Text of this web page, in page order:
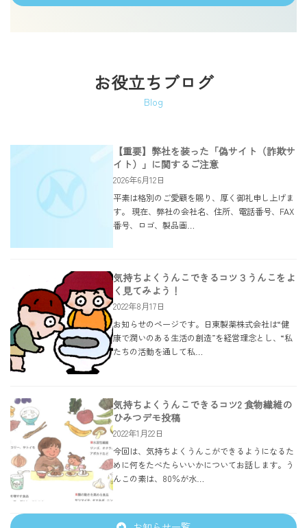
お役立ちブログ
Blog
【重要】弊社を装った「偽サイト（詐欺サ
イト）」に関するご注意
2026年6月12日
平素は格別のご愛顧を賜り、厚く御礼申し上げま
す。 現在、弊社の会社名、住所、電話番号、FAX
番号、ロゴ、製品画…
気持ちよくうんこできるコツ３うんこをよ
く見てみよう！
2022年8月17日
お知らせのページです。日東製薬株式会社は“健
康で潤いのある生活の創造”を経営理念とし、“私
たちの活動を通して私…
気持ちよくうんこできるコツ2 食物繊維の
ひみつデモ投稿
2022年1月22日
今回は、気持ちよくうんこができるようになるた
めに何をたべたらいいかについてお話します。う
んこの素は、80％が水…